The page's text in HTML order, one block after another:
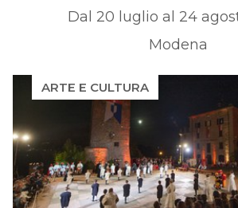
Dal 20 luglio al 24
Modena
ARTE E CULTURA